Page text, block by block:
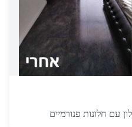
עם חלונות פנורמיים